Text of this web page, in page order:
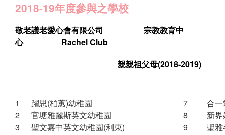
t
o
2018-19年度參與之學校
敬老護老愛心會有限公司
宗教教育中
心Rachel Club
親親祖父母(2018-2019)
1 躍思(柏蕙)幼稚園 7
合
2
官塘雅麗斯英文幼稚園 8
新
3
聖文嘉中英文幼稚園(利東) 9
聖